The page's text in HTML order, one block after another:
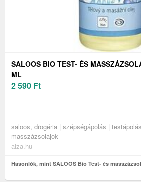
SALOOS BIO TEST- ÉS
ML
2 590 Ft
saloos, drogéria | szépségápolás |
masszázsolajok
alza.hu
Hasonlók, mint SALOOS Bio Test- és